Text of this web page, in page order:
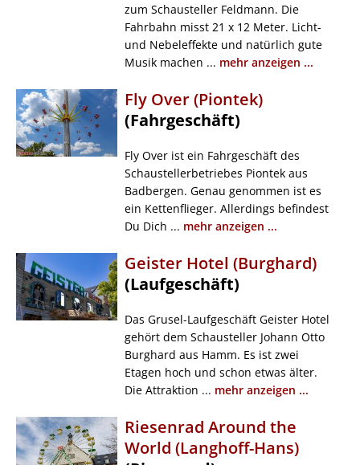
zum Schausteller Feldmann. Die
Fahrbahn misst 21 x 12 Meter. Licht-
und Nebeleffekte und natürlich gute
Musik machen ... mehr anzeigen ...
Fly Over (Piontek)
(Fahrgeschäft)
Fly Over ist ein Fahrgeschäft des
Schaustellerbetriebes Piontek aus
Badbergen. Genau genommen ist es
ein Kettenflieger. Allerdings befindest
Du Dich ... mehr anzeigen ...
Geister Hotel (Burghard)
(Laufgeschäft)
Das Grusel-Laufgeschäft Geister Hotel
gehört dem Schausteller Johann Otto
Burghard aus Hamm. Es ist zwei
Etagen hoch und schon etwas älter.
Die Attraktion ... mehr anzeigen ...
Riesenrad Around the
World (Langhoff-Hans)